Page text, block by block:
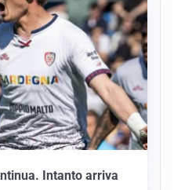
Intanto arriva